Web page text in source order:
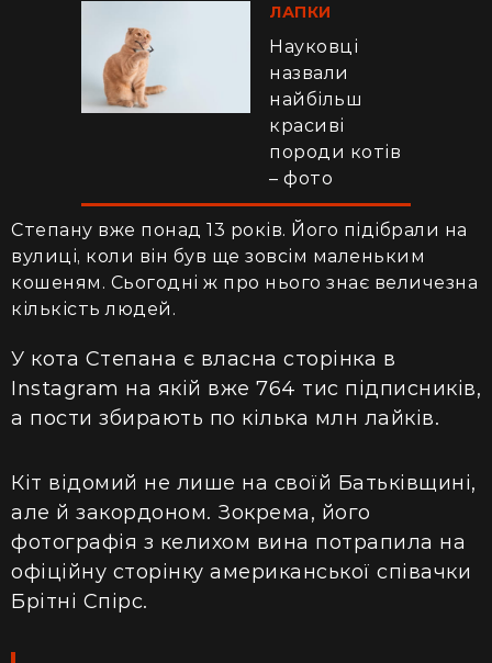
ЛАПКИ
Науковці
назвали
найбільш
красиві
породи котів
– фото
Степану вже понад 13 років. Його підібрали на
вулиці, коли він був ще зовсім маленьким
кошеням. Сьогодні ж про нього знає величезна
кількість людей.
У кота Степана є власна сторінка в
Instagram на якій вже 764 тис підписників,
а пости збирають по кілька млн лайків.
Кіт відомий не лише на своїй Батьківщині,
але й закордоном. Зокрема, його
фотографія з келихом вина потрапила на
офіційну сторінку американської співачки
Брітні Спірс.